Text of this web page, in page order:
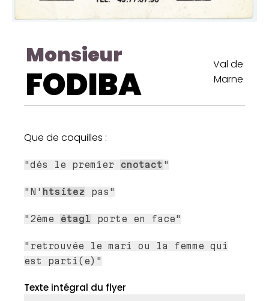
Monsieur
FODIBA
Val de
Marne
Que de coquilles :
"dès le premier cnotact "
"N' htsitez pas"
"2ème étagl porte en face"
"retrouvée le mari ou la femme qui
est parti(e)"
Texte intégral du flyer